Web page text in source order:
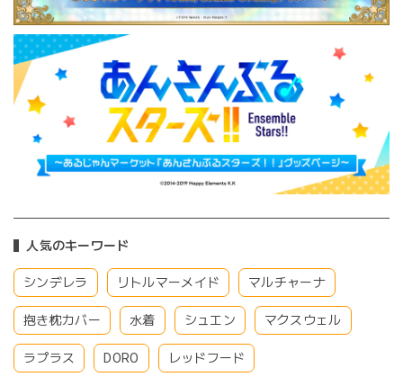
人気のキーワード
シンデレラ リトルマーメイド マルチャーナ
抱き枕カバー 水着 シュエン マクスウェル
ラプラス DORO レッドフード